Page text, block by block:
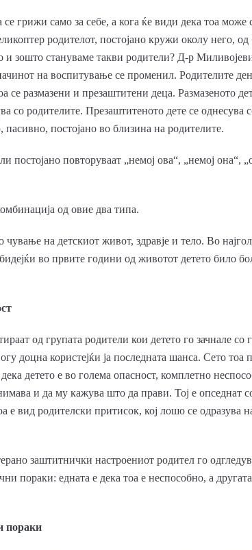
се грижи само за себе, а кога ќе види дека тоа може
родителот, постојано кружи околу него, од
зошто стануваме такви родители? Д-р
на воспитување се променил. Родителите
се размазени и презаштитени деца. Размазеното
со родителите. Презаштитеното дете се однесува
постојано во близина на родителите.
повторуваат „немој ова“, „немој она“,
од овие два типа.
на детскиот живот, здравје и тело. Во
во првите години од животот детето било
од групата родители кои детето го зачнале со
доцна користејќи ја последната шанса. Сето тоа
детето е во голема опасност, комплетно
и да му кажува што да прави. Тој е опседнат
е вид родителски притисок, кој лошо се одразува
заштитнички настроениот родител го
пораки: едната е дека тоа е неспособно, а
пораки